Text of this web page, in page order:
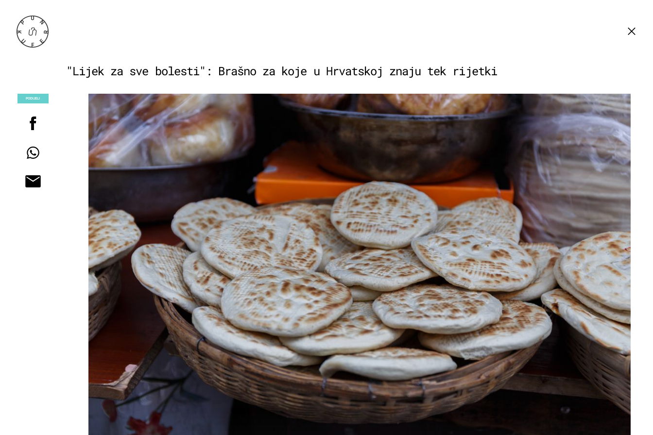
"Lijek za sve bolesti": Brašno za koje u Hrvatskoj znaju tek rijetki
PODIJELI
POGLEDAJ
+1
PUN UMAMIJA
Najlakši način da popravite okus jela:
Umak koji koriste mnogi Hrvati, a
košta svega nekoliko eura
+1
IMENA LUDA
Jedete li mačja muda? Sezona je
počela, a svidjet će se i
vegetarijancima
OGROZD
Vitaminska bomba iz vrta: Zaboravljeno
voće koje možete uvrstiti u doručak,
salate i deserte